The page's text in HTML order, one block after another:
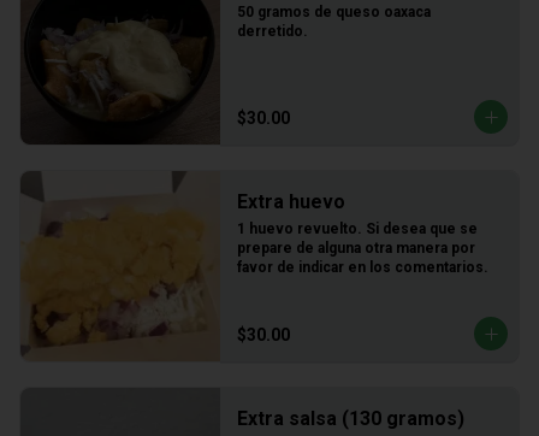
50 gramos de queso oaxaca
derretido.
$30.00
Extra huevo
1 huevo revuelto. Si desea que se
prepare de alguna otra manera por
favor de indicar en los comentarios.
$30.00
Extra salsa (130 gramos)